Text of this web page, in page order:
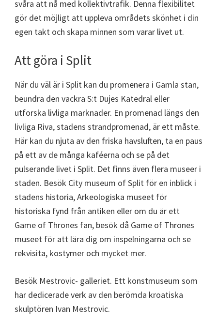
svåra att nå med kollektivtrafik. Denna flexibilitet
gör det möjligt att uppleva områdets skönhet i din
egen takt och skapa minnen som varar livet ut.
Att göra i Split
När du väl är i Split kan du promenera i Gamla stan,
beundra den vackra S:t Dujes Katedral eller
utforska livliga marknader. En promenad längs den
livliga Riva, stadens strandpromenad, är ett måste.
Här kan du njuta av den friska havsluften, ta en paus
på ett av de många kaféerna och se på det
pulserande livet i Split. Det finns även flera museer i
staden. Besök City museum of Split för en inblick i
stadens historia, Arkeologiska museet för
historiska fynd från antiken eller om du är ett
Game of Thrones fan, besök då Game of Thrones
museet för att lära dig om inspelningarna och se
rekvisita, kostymer och mycket mer.
Besök Mestrovic- galleriet. Ett konstmuseum som
har dedicerade verk av den berömda kroatiska
skulptören Ivan Mestrovic.